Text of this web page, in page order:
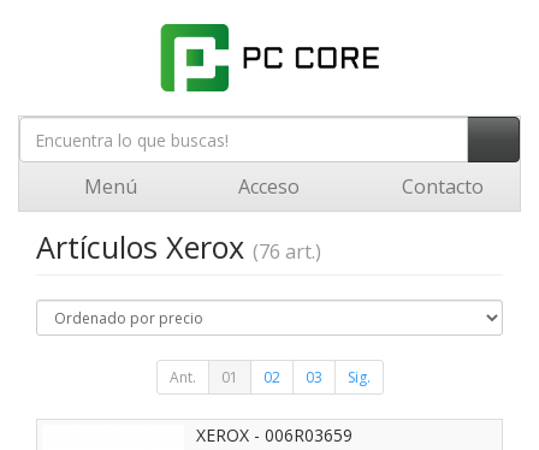
Menú Acceso Contacto
Artículos Xerox (76 art.)
Ant. 01 02 03 Sig.
XEROX - 006R03659